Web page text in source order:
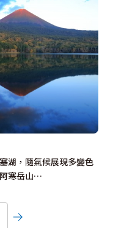
湖，隨氣候展現多變色
寒岳山…